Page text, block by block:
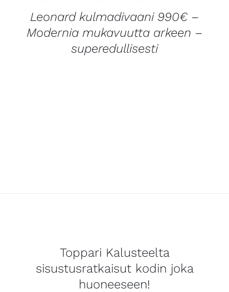
Leonard kulmadivaani 990€ –
Modernia mukavuutta arkeen –
superedullisesti
Toppari Kalusteelta
sisustusratkaisut kodin joka
huoneeseen!